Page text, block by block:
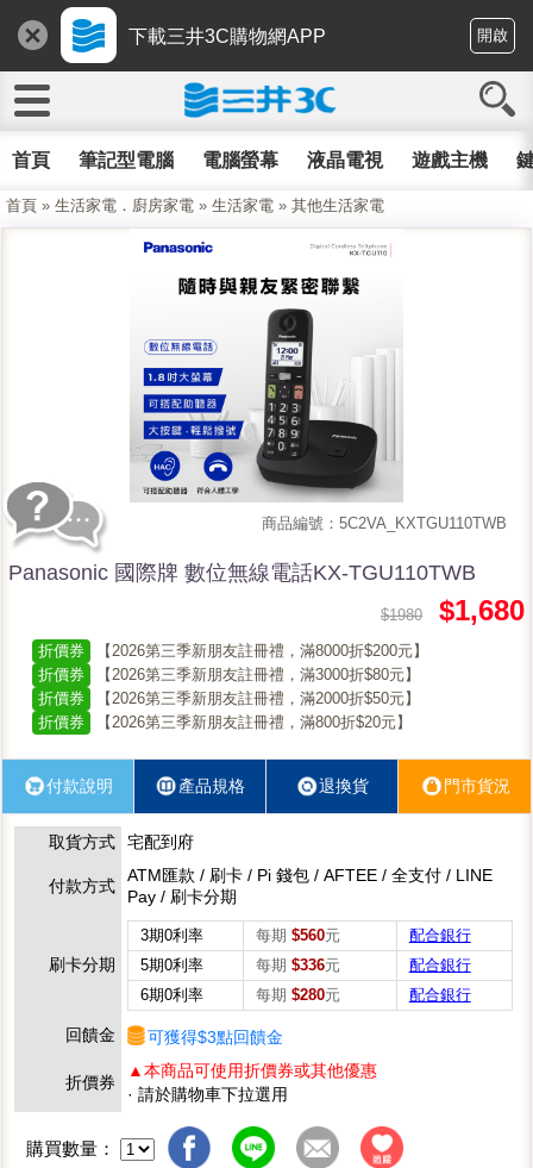
下載三井3C購物網APP 開啟
首頁 筆記型電腦 電腦螢幕 液晶電視 遊戲主機
首頁 » 生活家電．廚房家電 » 生活家電 » 其他生活家電
商品編號：5C2VA_KXTGU110TWB
Panasonic 國際牌 數位無線電話KX-TGU110TWB
$1980 $1,680
折價券
【2026第三季新朋友註冊禮，滿8000折$200元】
折價券
【2026第三季新朋友註冊禮，滿3000折$80元】
折價券
【2026第三季新朋友註冊禮，滿2000折$50元】
折價券
【2026第三季新朋友註冊禮，滿800折$20元】
付款說明 產品規格 退換貨 門市貨況
取貨方式 宅配到府
付款方式
ATM匯款 / 刷卡 / Pi 錢包 / AFTEE / 全支付 / LINE
Pay / 刷卡分期
刷卡分期
3期0利率 每期 $560元
配合銀行
5期0利率
每期 $336元
配合銀行
6期0利率
每期 $280元 配合銀行
回饋金 可獲得$3點回饋金
折價券
▲本商品可使用折價券或其他優惠
· 請於購物車下拉選用
購買數量：